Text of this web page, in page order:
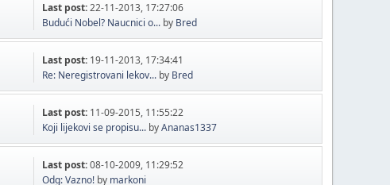
Last post:22-11-2013, 17:27:06
Budući Nobel? Naucnici o... by Bred
Last post: 19-11-2013, 17:34:41
Re: Neregistrovani lekov... by Bred
Last post: 11-09-2015, 11:55:22
Koji lijekovi se propisu... byAnanas1337
Last post:08-10-2009, 11:29:52
Odg: Vazno! by markoni